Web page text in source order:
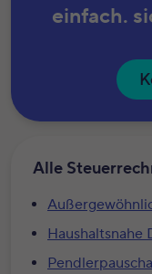
einfach.
Alle
Haushaltsnahe